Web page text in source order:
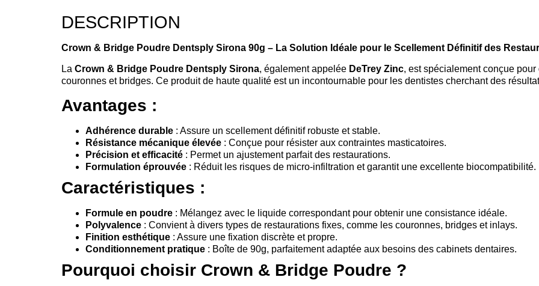
DESCRIPTION
Crown & Bridge Poudre Dentsply Sirona 90g – La Solution Idéale pour le Scellement Définitif des
La Crown & Bridge Poudre Dentsply Sirona, également appelée DeTrey Zinc, est spécialement conçue
couronnes et bridges. Ce produit de haute qualité est un incontournable pour les dentistes cherchant des
Avantages :
Adhérence durable : Assure un scellement définitif robuste et stable.
Résistance mécanique élevée : Conçue pour résister aux contraintes masticatoires.
Précision et efficacité : Permet un ajustement parfait des restaurations.
Formulation éprouvée : Réduit les risques de micro-infiltration et garantit une excellente biocompatibilité.
Caractéristiques :
Formule en poudre : Mélangez avec le liquide correspondant pour obtenir une consistance idéale.
Polyvalence : Convient à divers types de restaurations fixes, comme les couronnes, bridges et inlays.
Finition esthétique : Assure une fixation discrète et propre.
Conditionnement pratique : Boîte de 90g, parfaitement adaptée aux besoins des cabinets dentaires.
Pourquoi choisir Crown & Bridge Poudre ?